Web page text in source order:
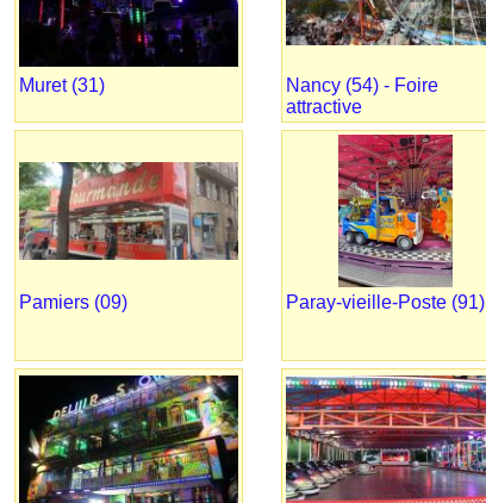
Muret (31)
Nancy (54) - Foire
attractive
Pamiers (09) Paray-vieille-Poste (91)